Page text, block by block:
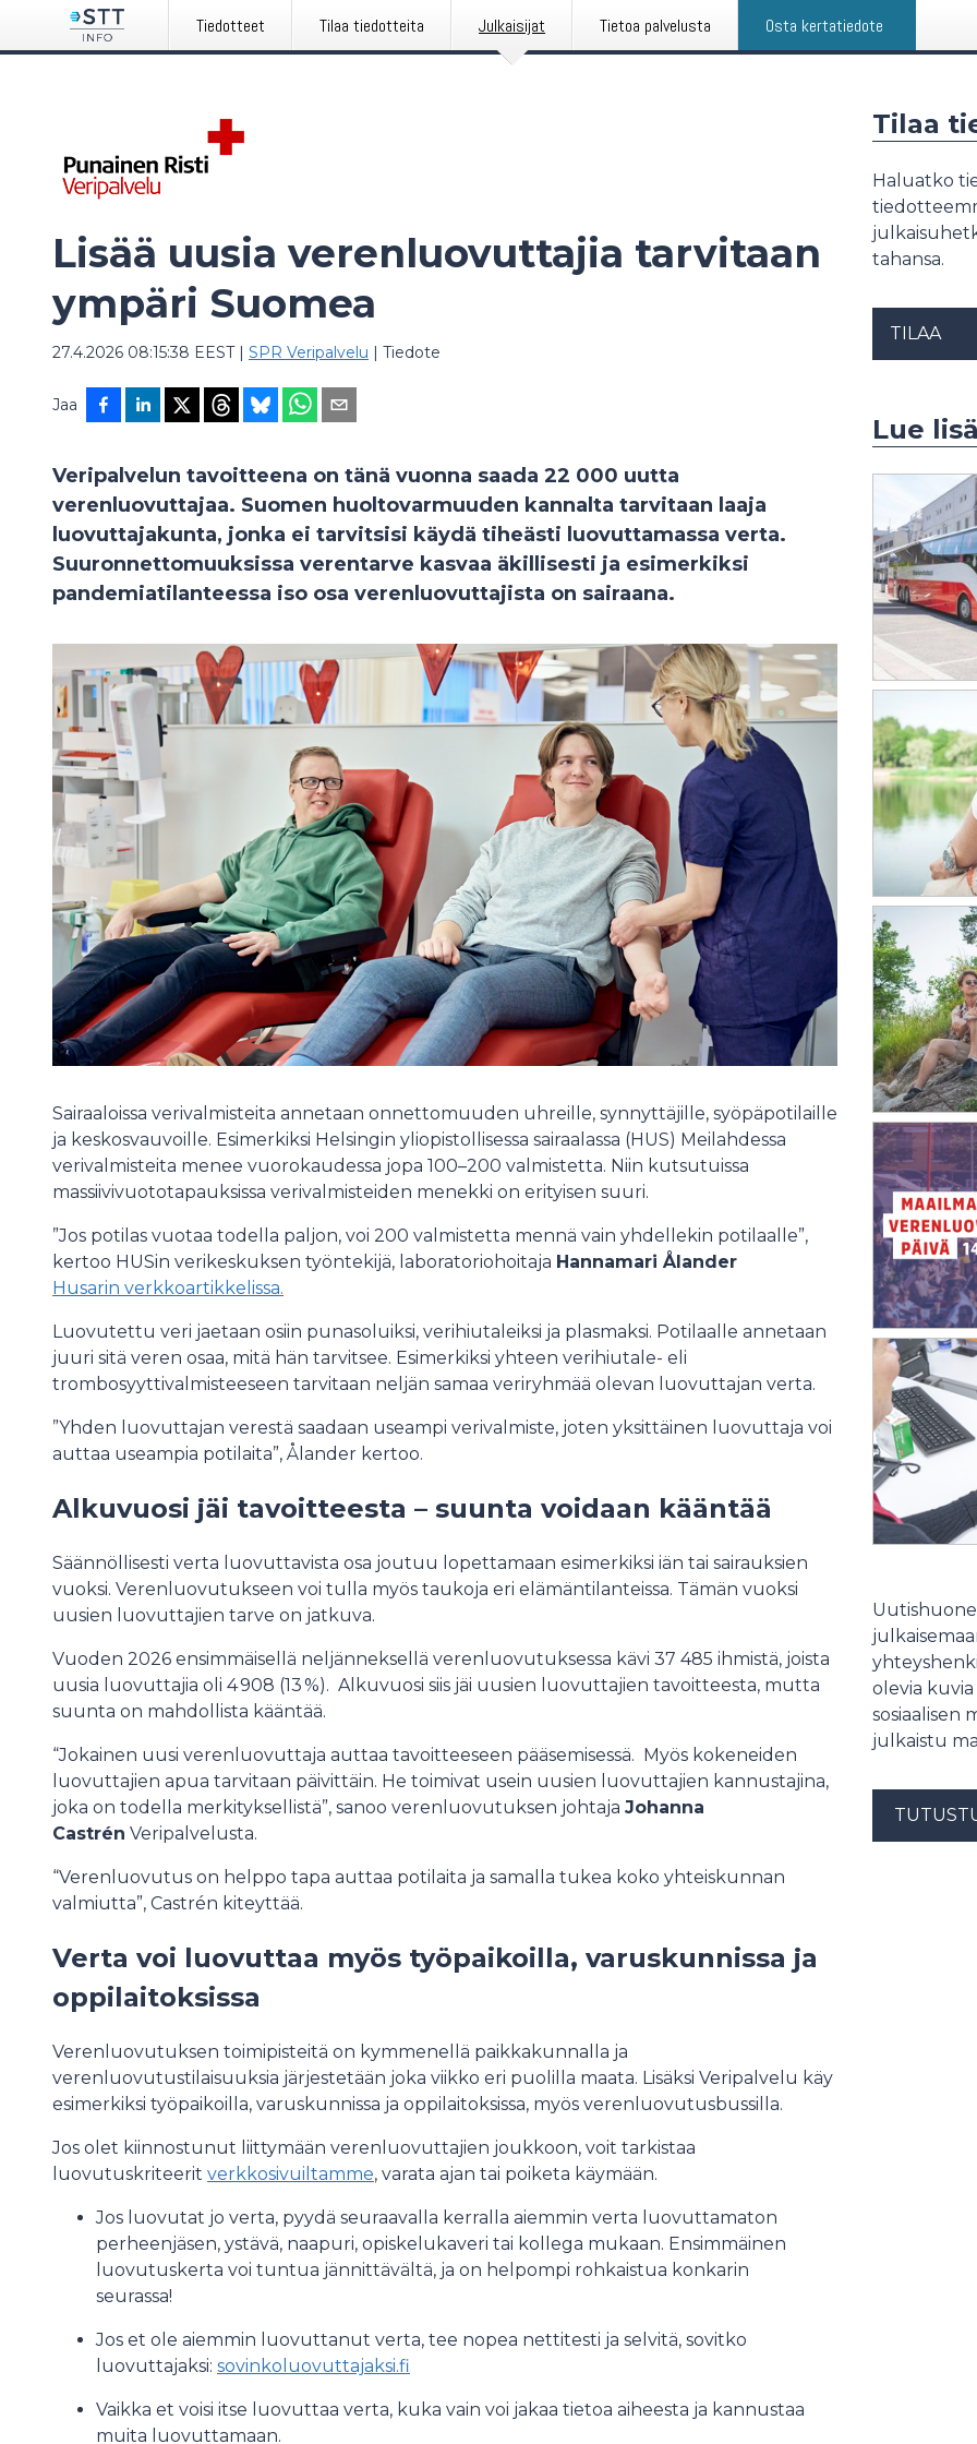
Tiedotteet Tilaa tiedotteita Julkaisijat Tietoa palvelusta Osta kertatiedote
Lisää uusia verenluovuttajia tarvitaan
ympäri Suomea
27.4.2026 08:15:38 EEST| SPR Veripalvelu | Tiedote
Jaa
Veripalvelun tavoitteena on tänä vuonna saada 22 000 uutta
verenluovuttajaa. Suomen huoltovarmuuden kannalta tarvitaan laaja
luovuttajakunta, jonka ei tarvitsisi käydä tiheästi luovuttamassa verta.
Suuronnettomuuksissa verentarve kasvaa äkillisesti ja esimerkiksi
pandemiatilanteessa iso osa verenluovuttajista on sairaana.
Sairaaloissa verivalmisteita annetaan onnettomuuden uhreille, synnyttäjille, syöpäpotilaille
ja keskosvauvoille. Esimerkiksi Helsingin yliopistollisessa sairaalassa (HUS) Meilahdessa
verivalmisteita menee vuorokaudessa jopa 100–200 valmistetta. Niin kutsutuissa
massiivivuototapauksissa verivalmisteiden menekki on erityisen suuri.
”Jos potilas vuotaa todella paljon, voi 200 valmistetta mennä vain yhdellekin potilaalle”,
kertoo HUSin verikeskuksen työntekijä, laboratoriohoitaja Hannamari Ålander
Husarin verkkoartikkelissa.
Luovutettu veri jaetaan osiin punasoluiksi, verihiutaleiksi ja plasmaksi. Potilaalle annetaan
juuri sitä veren osaa, mitä hän tarvitsee. Esimerkiksi yhteen verihiutale- eli
trombosyyttivalmisteeseen tarvitaan neljän samaa veriryhmää olevan luovuttajan verta.
”Yhden luovuttajan verestä saadaan useampi verivalmiste, joten yksittäinen luovuttaja voi
auttaa useampia potilaita”, Ålander kertoo.
Alkuvuosi jäi tavoitteesta – suunta voidaan kääntää
Säännöllisesti verta luovuttavista osa joutuu lopettamaan esimerkiksi iän tai sairauksien
vuoksi. Verenluovutukseen voi tulla myös taukoja eri elämäntilanteissa. Tämän vuoksi
uusien luovuttajien tarve on jatkuva.
Vuoden 2026 ensimmäisellä neljänneksellä verenluovutuksessa kävi 37 485 ihmistä, joista
uusia luovuttajia oli 4 908 (13 %). Alkuvuosi siis jäi uusien luovuttajien tavoitteesta, mutta
suunta on mahdollista kääntää.
“Jokainen uusi verenluovuttaja auttaa tavoitteeseen pääsemisessä. Myös kokeneiden
luovuttajien apua tarvitaan päivittäin. He toimivat usein uusien luovuttajien kannustajina,
joka on todella merkityksellistä”, sanoo verenluovutuksen johtaja Johanna
Castrén Veripalvelusta.
“Verenluovutus on helppo tapa auttaa potilaita ja samalla tukea koko yhteiskunnan
valmiutta”, Castrén kiteyttää.
Verta voi luovuttaa myös työpaikoilla, varuskunnissa ja
oppilaitoksissa
Verenluovutuksen toimipisteitä on kymmenellä paikkakunnalla ja
verenluovutustilaisuuksia järjestetään joka viikko eri puolilla maata. Lisäksi Veripalvelu käy
esimerkiksi työpaikoilla, varuskunnissa ja oppilaitoksissa, myös verenluovutusbussilla.
Jos olet kiinnostunut liittymään verenluovuttajien joukkoon, voit tarkistaa
luovutuskriteerit verkkosivuiltamme, varata ajan tai poiketa käymään.
Jos luovutat jo verta, pyydä seuraavalla kerralla aiemmin verta luovuttamaton
perheenjäsen, ystävä, naapuri, opiskelukaveri tai kollega mukaan. Ensimmäinen
luovutuskerta voi tuntua jännittävältä, ja on helpompi rohkaistua konkarin
seurassa!
Jos et ole aiemmin luovuttanut verta, tee nopea nettitesti ja selvitä, sovitko
luovuttajaksi: sovinkoluovuttajaksi.fi
Vaikka et voisi itse luovuttaa verta, kuka vain voi jakaa tietoa aiheesta ja kannustaa
muita luovuttamaan.
Tilaa
Haluatko
tahansa.
TILAA
Lue
olevia
sosiaalisen
julkaistu